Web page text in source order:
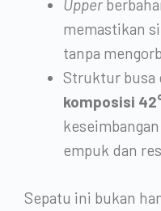
Upper
memastikan
tanpa
Struktur busa
komposisi
empuk dan
Sepatu ini bukan